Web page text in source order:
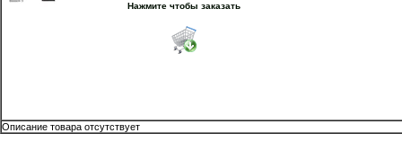
Нажмите чтобы заказать
Описание товара отсутствует